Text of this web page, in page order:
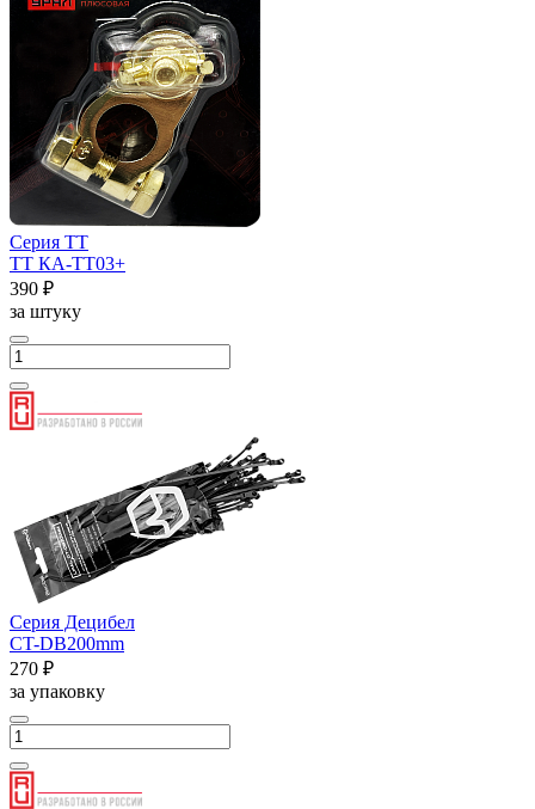
Серия ТТ
ТТ КА-ТТ03+
390 ₽
за штуку
Серия Децибел
CT-DB200mm
270 ₽
за упаковку